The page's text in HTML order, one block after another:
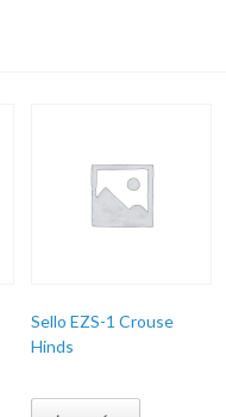
Sello EZS-1 Crouse
Hinds